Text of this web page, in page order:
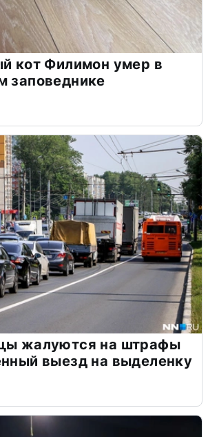
кот Филимон умер в
заповеднике
жалуются на штрафы
выезд на выделенку